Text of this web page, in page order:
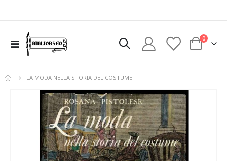
Toggle
Nav
Cart
0elementi
LA MODA NELLA STORIA DEL COSTUME.